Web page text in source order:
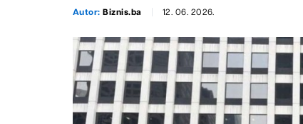
Autor:Biznis.ba 12. 06. 2026.